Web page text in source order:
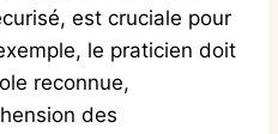
est cruciale pour
le praticien doit
reconnue,
des